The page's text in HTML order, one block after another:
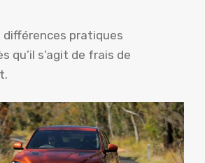
différences pratiques
qu’il s’agit de frais de